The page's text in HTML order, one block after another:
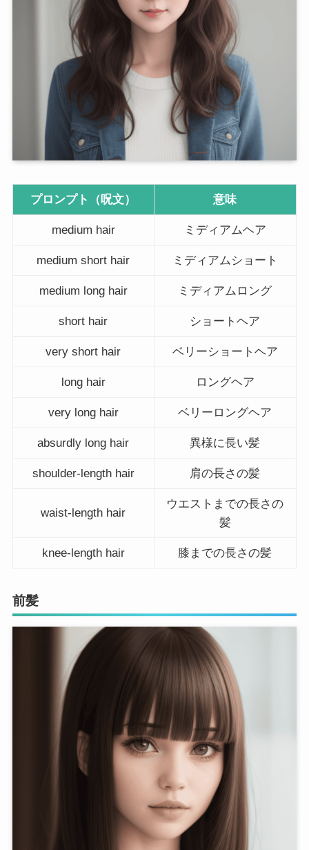
プロンプト（呪文） 意味
medium hair ミディアムヘア
medium short hair ミディアムショート
medium long hair ミディアムロング
short hair ショートヘア
very short hair ベリーショートヘア
long hair ロングヘア
very long hair ベリーロングヘア
absurdly long hair 異様に長い髪
shoulder-length hair 肩の長さの髪
waist-length hair
ウエストまでの長さの
髪
knee-length hair 膝までの長さの髪
前髪